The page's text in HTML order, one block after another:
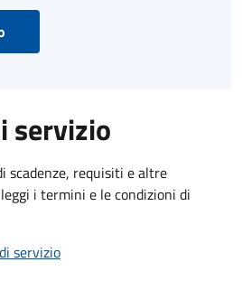
servizio
scadenze, requisiti e altre
i termini e le condizioni di
servizio